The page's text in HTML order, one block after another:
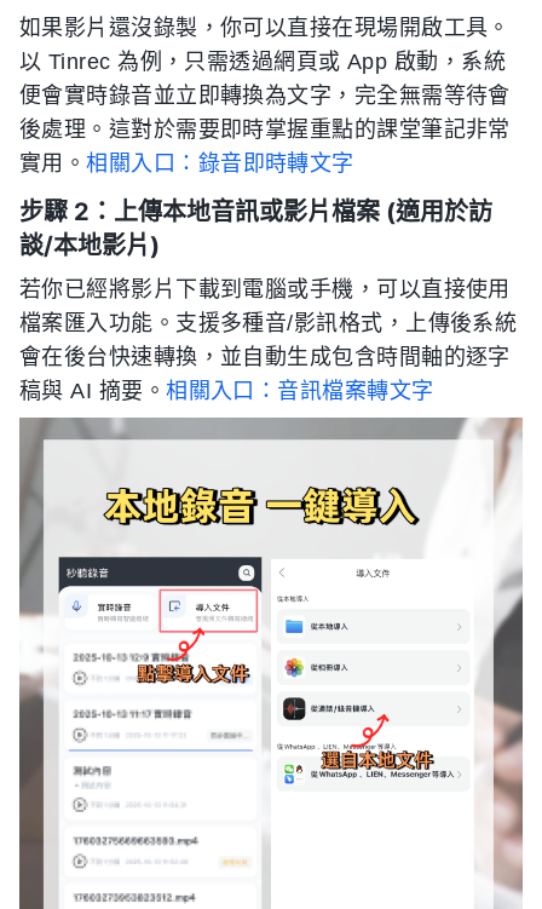
如果影片還沒錄製，你可以直接在現場開啟工具。
以 Tinrec 為例，只需透過網頁或 App 啟動，系統
便會實時錄音並立即轉換為文字，完全無需等待會
後處理。這對於需要即時掌握重點的課堂筆記非常
實用。相關入口：錄音即時轉文字
步驟 2：上傳本地音訊或影片檔案 (適用於訪
談/本地影片)
若你已經將影片下載到電腦或手機，可以直接使用
檔案匯入功能。支援多種音/影訊格式，上傳後系統
會在後台快速轉換，並自動生成包含時間軸的逐字
稿與 AI 摘要。相關入口：音訊檔案轉文字